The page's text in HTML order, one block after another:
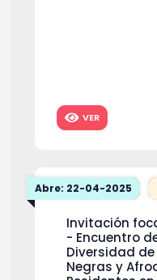
VER
Abre: 22-04-2025
Invitación
- Encuentro
Diversidad
Negras y